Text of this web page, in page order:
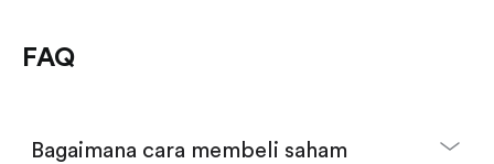
FAQ
Bagaimana cara membeli saham